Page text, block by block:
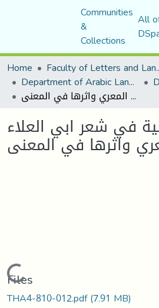
Communities
&
Collections
All
Home
Faculty of
Department of Arabic Language and Literature
الصورة الفنية في شعر ابي العلاء المعري واثرها في المعنى
في شعر ابي العلاء
واثرها في المعنى
Loading...
Files
THA4-810-012.pdf(7.91 MB)